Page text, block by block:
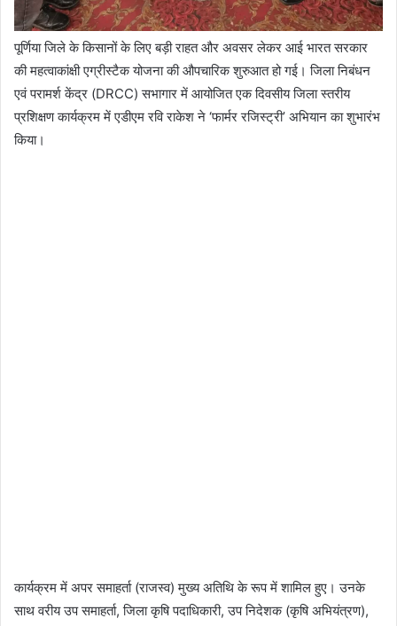
पूर्णिया जिले के किसानों के लिए बड़ी राहत और अवसर लेकर आई भारत सरकार
की महत्वाकांक्षी एग्रीस्टैक योजना की औपचारिक शुरुआत हो गई। जिला निबंधन
एवं परामर्श केंद्र (DRCC) सभागार में आयोजित एक दिवसीय जिला स्तरीय
प्रशिक्षण कार्यक्रम में एडीएम रवि राकेश ने ‘फार्मर रजिस्ट्री’ अभियान का शुभारंभ
किया।
कार्यक्रम में अपर समाहर्ता (राजस्व) मुख्य अतिथि के रूप में शामिल हुए। उनके
साथ वरीय उप समाहर्ता, जिला कृषि पदाधिकारी, उप निदेशक (कृषि अभियंत्रण),